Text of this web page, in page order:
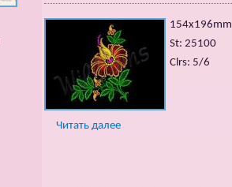
154x196mm
St: 25100
Clrs: 5/6
Читать далее